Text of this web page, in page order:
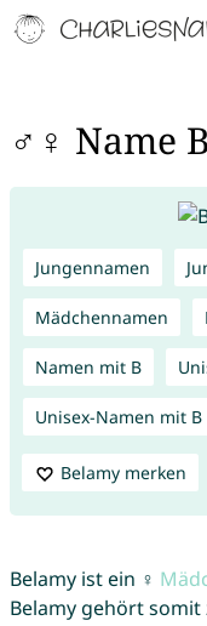
♂♀ Name
Jungennamen
Mädchennamen
Namen mit B
Unisex-Namen mit B
Belamy merken
Belamy ist ein ♀
Belamy gehört somit